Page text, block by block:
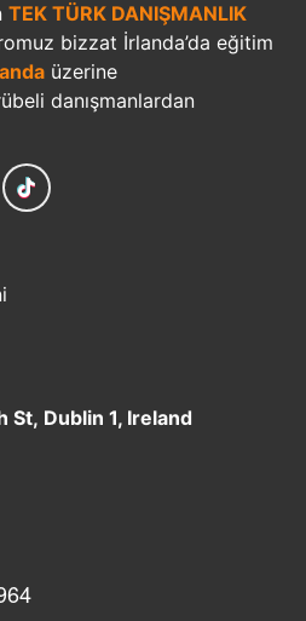
TEK TÜRK DANIŞMANLIK
bizzat İrlanda’da eğitim
üzerine
danışmanlardan
St, Dublin 1, Ireland